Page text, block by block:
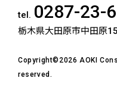
tel. 0287-23-
栃木県大田原市中田原
Copyright©2026 AOKI
reserved.